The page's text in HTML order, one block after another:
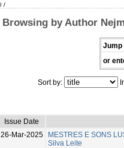
/
Browsing by Author
Jump
or
Sort by:
Issue Date
26-Mar-2025
MESTRES E SONS
Silva Leite